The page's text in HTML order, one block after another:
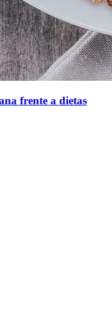
frente a dietas